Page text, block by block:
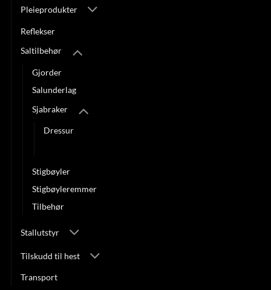
Pleieprodukter
Reflekser
Saltilbehør
Gjorder
Salunderlag
Sjabraker
Dressur
Stigbøyler
Stigbøyleremmer
Tilbehør
Stallutstyr
Tilskudd til hest
Transport